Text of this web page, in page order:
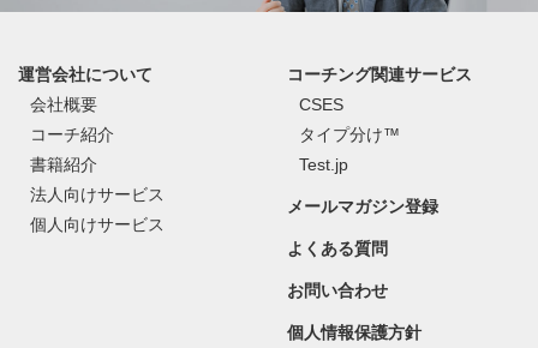
運営会社について
会社概要
コーチ紹介
書籍紹介
法人向けサービス
個人向けサービス
コーチング関連サービス
CSES
タイプ分け™
Test.jp
メールマガジン登録
よくある質問
お問い合わせ
個人情報保護方針